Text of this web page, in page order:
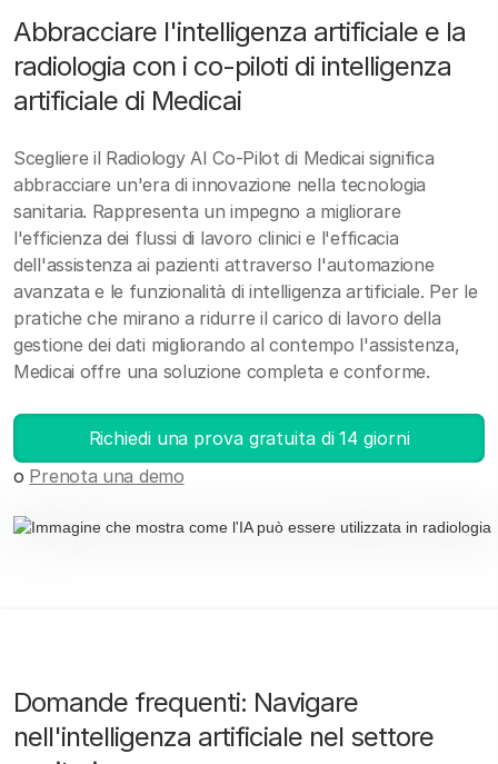
Abbracciare l'intelligenza artificiale e la
radiologia con i co-piloti di intelligenza
artificiale di Medicai
Scegliere il Radiology AI Co-Pilot di Medicai significa
abbracciare un'era di innovazione nella tecnologia
sanitaria. Rappresenta un impegno a migliorare
l'efficienza dei flussi di lavoro clinici e l'efficacia
dell'assistenza ai pazienti attraverso l'automazione
avanzata e le funzionalità di intelligenza artificiale. Per le
pratiche che mirano a ridurre il carico di lavoro della
gestione dei dati migliorando al contempo l'assistenza,
Medicai offre una soluzione completa e conforme.
Richiedi una prova gratuita di 14 giorni
o Prenota una demo
Domande frequenti: Navigare
nell'intelligenza artificiale nel settore